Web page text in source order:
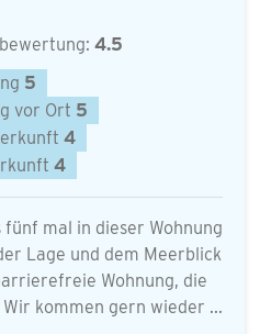
4.5
5
vor Ort 5
4
4
mal in dieser Wohnung
Lage und dem Meerblick
Wohnung, die
kommen gern wieder ...